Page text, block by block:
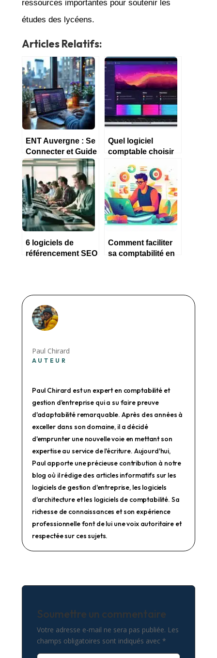
ressources importantes pour soutenir les
études des lycéens.
Articles Relatifs:
ENT Auvergne : Se
Connecter et Guide
de Navigation
Quel logiciel
comptable choisir
pour une petite
entreprise ?
6 logiciels de
référencement SEO
Comment faciliter
sa comptabilité en
Paul Chirard
AUTEUR
Paul Chirard est un expert en comptabilité et
gestion d'entreprise qui a su faire preuve
d'adaptabilité remarquable. Après des années à
exceller dans son domaine, il a décidé
d'emprunter une nouvelle voie en mettant son
expertise au service de l'écriture. Aujourd'hui,
Paul apporte une précieuse contribution à notre
blog où il rédige des articles informatifs sur les
logiciels de gestion d'entreprise, les logiciels
d'architecture et les logiciels de comptabilité. Sa
richesse de connaissances et son expérience
professionnelle font de lui une voix autoritaire et
respectée sur ces sujets.
Soumettre un commentaire
Votre adresse e-mail ne sera pas publiée. Les
champs obligatoires sont indiqués avec *